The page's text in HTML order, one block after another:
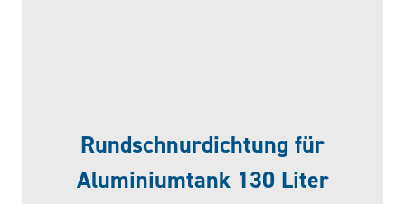
Rundschnurdichtung für
Aluminiumtank 130 Liter